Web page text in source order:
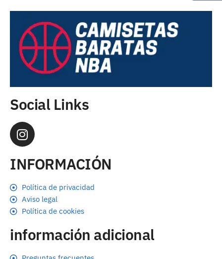
Social Links
INFORMACIÓN
Política de privacidad
Aviso legal
Política de cookies
información adicional